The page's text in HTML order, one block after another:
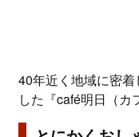
40年近く地域に密
した『café明日（カ